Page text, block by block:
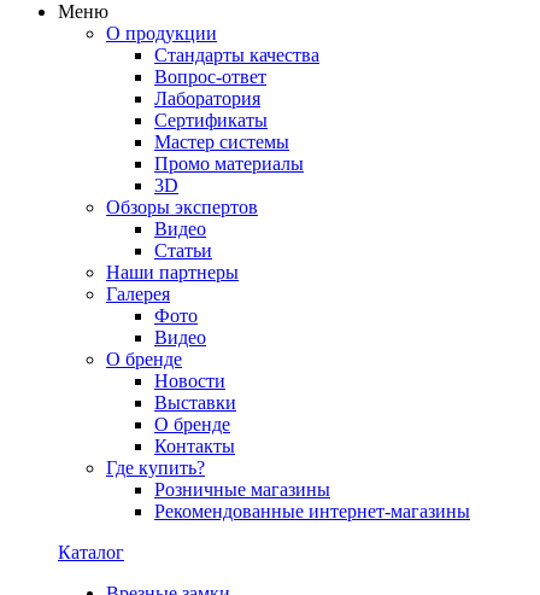
Меню
О продукции
Стандарты качества
Вопрос-ответ
Лаборатория
Сертификаты
Мастер системы
Промо материалы
3D
Обзоры экспертов
Видео
Статьи
Наши партнеры
Галерея
Фото
Видео
О бренде
Новости
Выставки
О бренде
Контакты
Где купить?
Розничные магазины
Рекомендованные интернет-магазины
Каталог